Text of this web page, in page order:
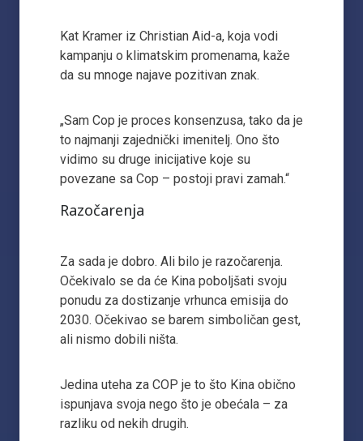
Kat Kramer iz Christian Aid-a, koja vodi
kampanju o klimatskim promenama, kaže
da su mnoge najave pozitivan znak.
„Sam Cop je proces konsenzusa, tako da je
to najmanji zajednički imenitelj. Ono što
vidimo su druge inicijative koje su
povezane sa Cop – postoji pravi zamah.“
Razočarenja
Za sada je dobro. Ali bilo je razočarenja.
Očekivalo se da će Kina poboljšati svoju
ponudu za dostizanje vrhunca emisija do
2030. Očekivao se barem simboličan gest,
ali nismo dobili ništa.
Jedina uteha za COP je to što Kina obično
ispunjava svoja nego što je obećala – za
razliku od nekih drugih.